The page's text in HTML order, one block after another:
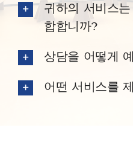
귀하의 서비스
합합니까?
상담을 어떻게
어떤 서비스를